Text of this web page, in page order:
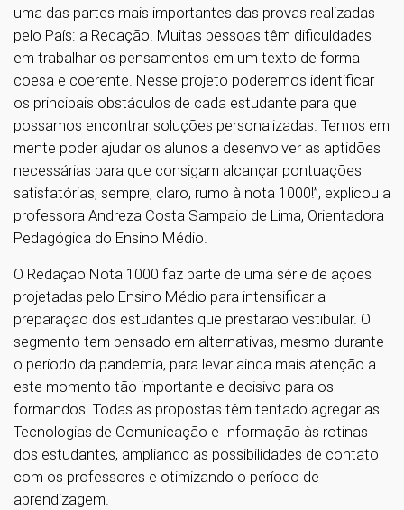
uma das partes mais importantes das provas realizadas
pelo País: a Redação. Muitas pessoas têm dificuldades
em trabalhar os pensamentos em um texto de forma
coesa e coerente. Nesse projeto poderemos identificar
os principais obstáculos de cada estudante para que
possamos encontrar soluções personalizadas. Temos em
mente poder ajudar os alunos a desenvolver as aptidões
necessárias para que consigam alcançar pontuações
satisfatórias, sempre, claro, rumo à nota 1000!”, explicou a
professora Andreza Costa Sampaio de Lima, Orientadora
Pedagógica do Ensino Médio.
O Redação Nota 1000 faz parte de uma série de ações
projetadas pelo Ensino Médio para intensificar a
preparação dos estudantes que prestarão vestibular. O
segmento tem pensado em alternativas, mesmo durante
o período da pandemia, para levar ainda mais atenção a
este momento tão importante e decisivo para os
formandos. Todas as propostas têm tentado agregar as
Tecnologias de Comunicação e Informação às rotinas
dos estudantes, ampliando as possibilidades de contato
com os professores e otimizando o período de
aprendizagem.